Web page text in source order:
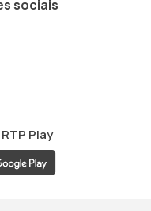
sociais
ao
RTP Play